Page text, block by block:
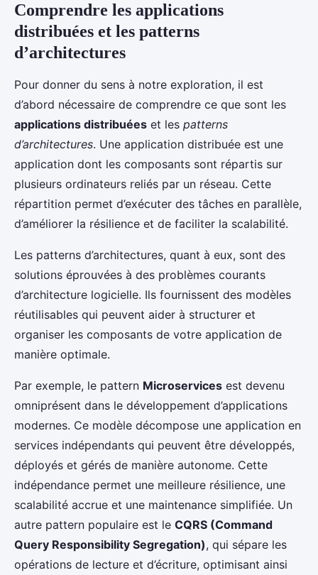
Comprendre les applications
distribuées et les patterns
d’architectures
Pour donner du sens à notre exploration, il est
d’abord nécessaire de comprendre ce que sont les
applications distribuées et les patterns
d’architectures. Une application distribuée est une
application dont les composants sont répartis sur
plusieurs ordinateurs reliés par un réseau. Cette
répartition permet d’exécuter des tâches en parallèle,
d’améliorer la résilience et de faciliter la scalabilité.
Les patterns d’architectures, quant à eux, sont des
solutions éprouvées à des problèmes courants
d’architecture logicielle. Ils fournissent des modèles
réutilisables qui peuvent aider à structurer et
organiser les composants de votre application de
manière optimale.
Par exemple, le pattern Microservices est devenu
omniprésent dans le développement d’applications
modernes. Ce modèle décompose une application en
services indépendants qui peuvent être développés,
déployés et gérés de manière autonome. Cette
indépendance permet une meilleure résilience, une
scalabilité accrue et une maintenance simplifiée. Un
autre pattern populaire est le CQRS (Command
Query Responsibility Segregation), qui sépare les
opérations de lecture et d’écriture, optimisant ainsi